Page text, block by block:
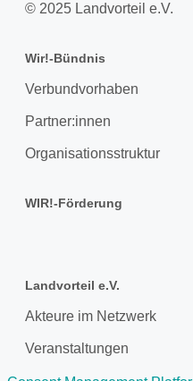
© 2025 Landvorteil e.V.
Wir!-Bündnis
Verbundvorhaben
Partner:innen
Organisationsstruktur
WIR!-Förderung
Landvorteil e.V.
Akteure im Netzwerk
Veranstaltungen